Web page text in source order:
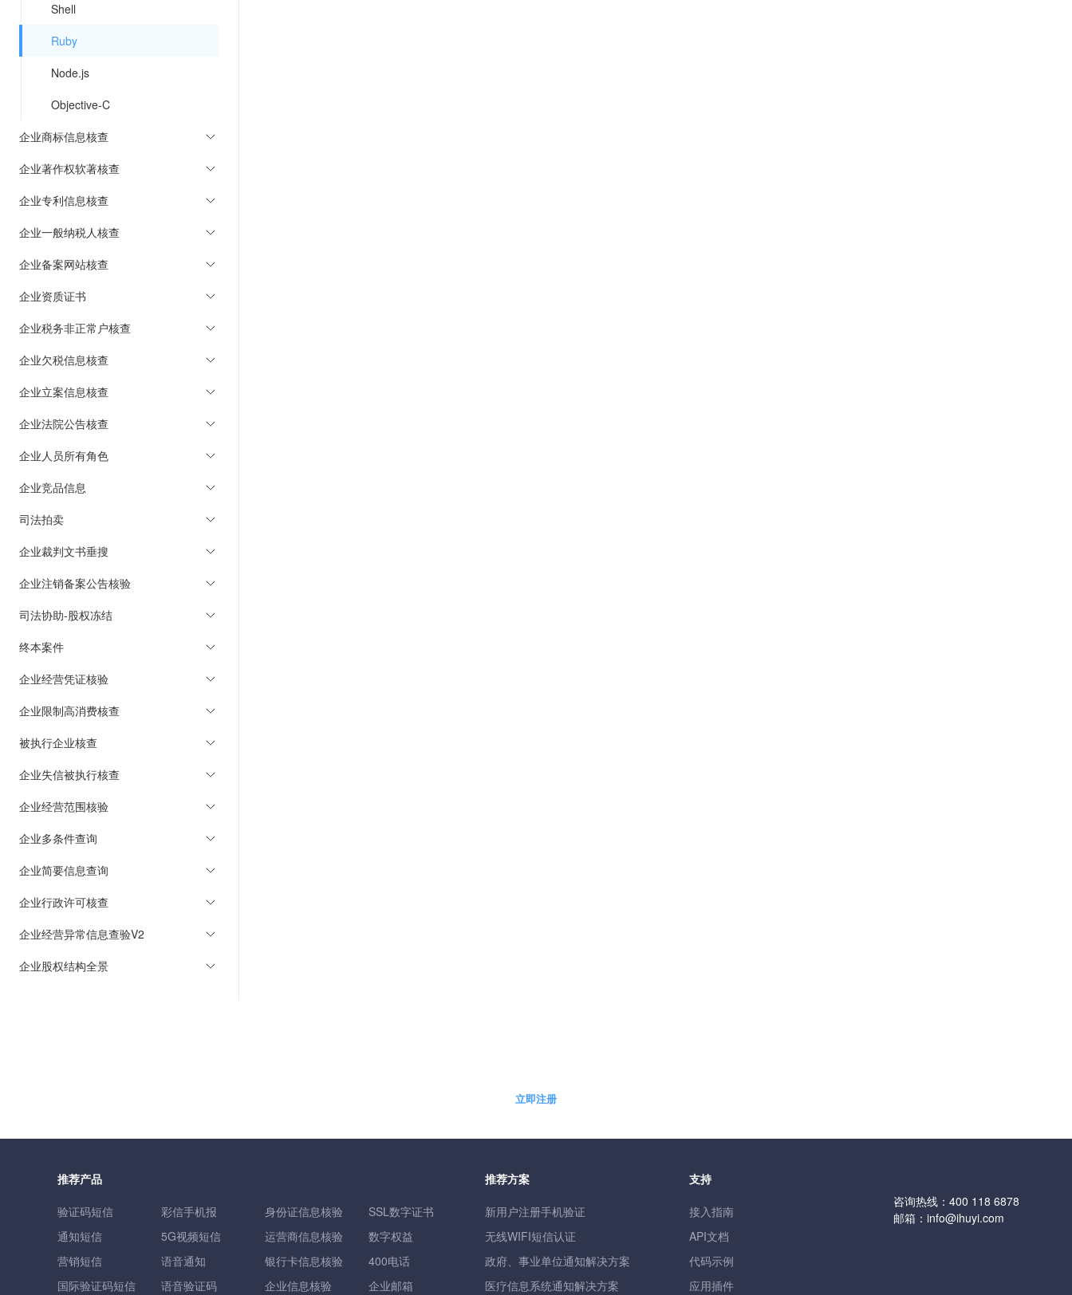
Shell
Ruby
Node.js
Objective-C
企业商标信息核查
企业著作权软著核查
企业专利信息核查
企业一般纳税人核查
企业备案网站核查
企业资质证书
企业税务非正常户核查
企业欠税信息核查
企业立案信息核查
企业法院公告核查
企业人员所有角色
企业竞品信息
司法拍卖
企业裁判文书垂搜
企业注销备案公告核验
司法协助-股权冻结
终本案件
企业经营凭证核验
企业限制高消费核查
被执行企业核查
企业失信被执行核查
企业经营范围核验
企业多条件查询
企业简要信息查询
企业行政许可核查
企业经营异常信息查验V2
企业股权结构全景
立即注册
推荐产品
验证码短信
通知短信
营销短信
国际验证码短信
彩信手机报
5G视频短信
语音通知
语音验证码
身份证信息核验
运营商信息核验
银行卡信息核验
企业信息核验
SSL数字证书
数字权益
400电话
企业邮箱
推荐方案
新用户注册手机验证
无线WIFI短信认证
政府、事业单位通知解决方案
医疗信息系统通知解决方案
支持
接入指南
API文档
代码示例
应用插件
咨询热线： 400 118 6878
邮箱： info@ihuyi.com